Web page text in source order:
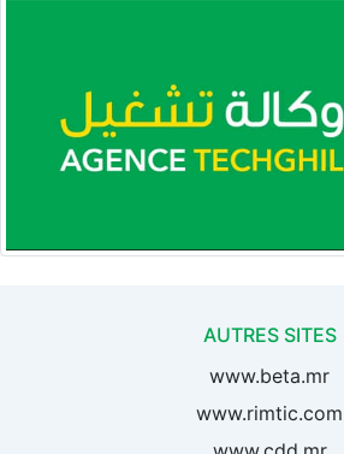
AUTRES SITES
www.beta.mr
www.rimtic.com